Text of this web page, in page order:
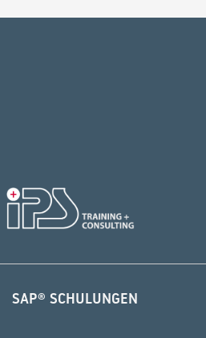
SAP® SCHULUNGEN